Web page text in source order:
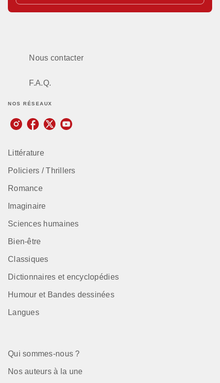
Nous contacter
F.A.Q.
NOS RÉSEAUX
Littérature
Policiers / Thrillers
Romance
Imaginaire
Sciences humaines
Bien-être
Classiques
Dictionnaires et encyclopédies
Humour et Bandes dessinées
Langues
Qui sommes-nous ?
Nos auteurs à la une